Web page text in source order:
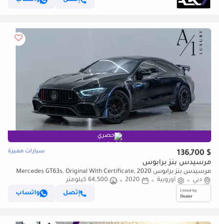
حصري
$ 136,700 سيارات مميزة
مرسيدس بنز برابوس
مرسيدس بنز برابوس 2020 Mercedes GT63s, Original With Certificate,
Top Spec, Fully Loaded, European Spec
دبي أوروبية 2020
64,500 كيلومتر
إتصل
واتساب